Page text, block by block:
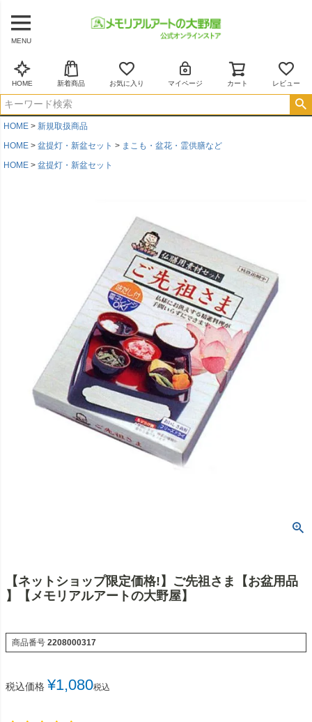
MENU
HOME 新着商品 お気に入り マイページ カート レビュー
HOME
新規取扱商品
HOME
盆提灯・新盆セット
まこも・盆花・霊供膳など
HOME
盆提灯・新盆セット
【ネットショップ限定価格!】ご先祖さま【お盆用品
】【メモリアルアートの大野屋】
商品番号 2208000317
税込価格 ¥1,080税込